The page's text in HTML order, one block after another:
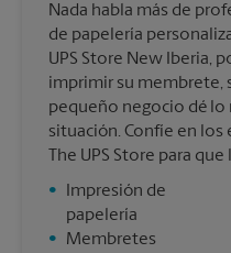
Nada habla más de
de papelería
UPS Store New Iberia,
imprimir su membrete,
pequeño negocio dé lo
situación. Confíe en
The UPS Store para
•
Impresión de
papelería
•
Membretes